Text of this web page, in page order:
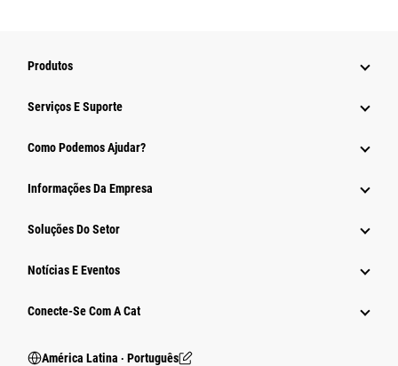
Produtos
Serviços E Suporte
Como Podemos Ajudar?
Informações Da Empresa
Soluções Do Setor
Notícias E Eventos
Conecte-Se Com A Cat
América Latina ‧ Português